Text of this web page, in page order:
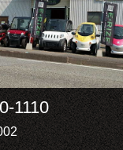
1110